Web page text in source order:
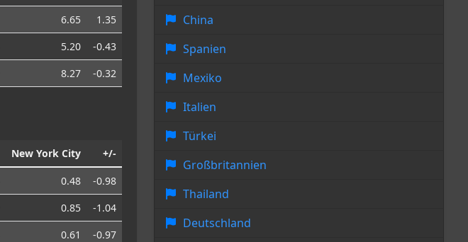
6.65
1.35
5.20
-0.43
8.27 -0.32
New York City +/-
0.48
-0.98
0.85
-1.04
0.61
-0.97
China
Spanien
Mexiko
Italien
Türkei
Großbritannien
Thailand
Deutschland